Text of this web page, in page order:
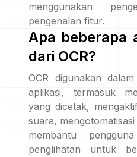
menggunakan
pengenalan fitur.
Apa beberapa
dari OCR?
OCR digunakan
aplikasi, termasuk
yang dicetak,
suara,
membantu
penglihatan untuk